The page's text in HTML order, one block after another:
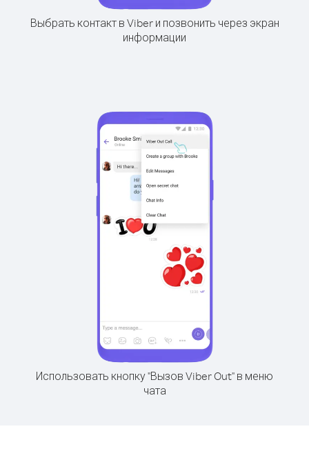
Выбрать контакт в Viber и позвонить через экран
информации
Использовать кнопку "Вызов Viber Out" в меню
чата